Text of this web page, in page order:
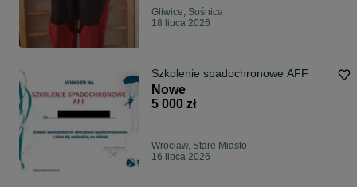
Gliwice, Sośnica
18 lipca 2026
Szkolenie spadochronowe AFF
Nowe
5 000 zł
Wrocław, Stare Miasto
16 lipca 2026